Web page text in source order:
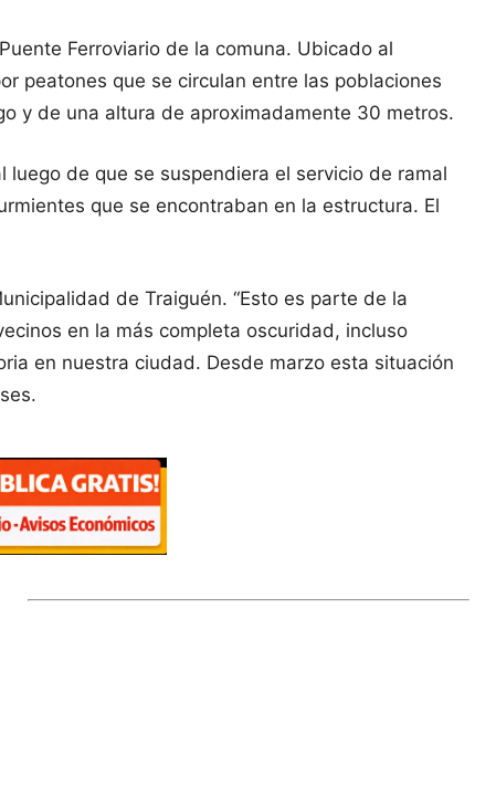
Ferroviario de la comuna. Ubicado al
peatones que se circulan entre las poblaciones
y de una altura de aproximadamente 30 metros.
de que se suspendiera el servicio de ramal
que se encontraban en la estructura. El
de Traiguén. “Esto es parte de la
en la más completa oscuridad, incluso
en nuestra ciudad. Desde marzo esta situación